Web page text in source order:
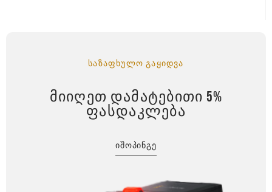
ᲡᲐᲖᲐᲤᲮᲣᲚᲝ ᲒᲐᲧᲘᲓᲕᲐ
ᲛᲘᲘᲦᲔᲗ ᲓᲐᲛᲐᲢᲔᲑᲘᲗᲘ 5%
ᲤᲐᲡᲓᲐᲙᲚᲔᲑᲐ
ᲘᲨᲝᲞᲘᲜᲒᲔ